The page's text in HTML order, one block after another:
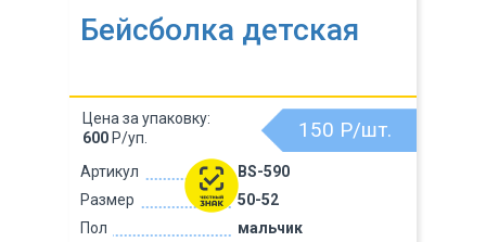
Бейсболка детская
Артикул
BS-590
Размер
50-52
Пол
мальчик
150 Р/шт.
Цена за упаковку:
600 Р/уп.